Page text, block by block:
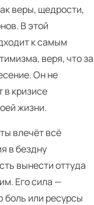
веры, щедрости,
В этой
к самым
веря, что за
Он не
в кризисе
жизни.
влечёт всё
в бездну
вынести оттуда
Его сила —
или ресурсы